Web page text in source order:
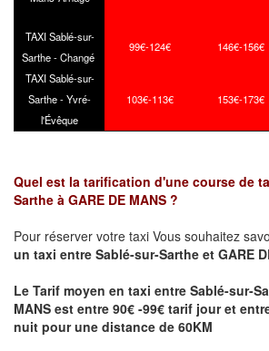
TAXI Sablé-sur-
Sarthe - Changé
99€-124€ 146€-156€
TAXI Sablé-sur-
Sarthe - Yvré-
l'Évêque
103€-113€ 153€-173€
Quel est la tarification d'une course de
Sarthe à GARE DE MANS ?
Pour réserver votre taxi Vous souhaitez
un taxi entre Sablé-sur-Sarthe et GARE
Le Tarif moyen en taxi entre Sablé-sur-
MANS est entre 90€ -99€ tarif jour et
nuit pour une distance de 60KM